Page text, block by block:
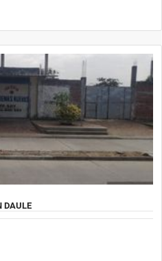
DAULE